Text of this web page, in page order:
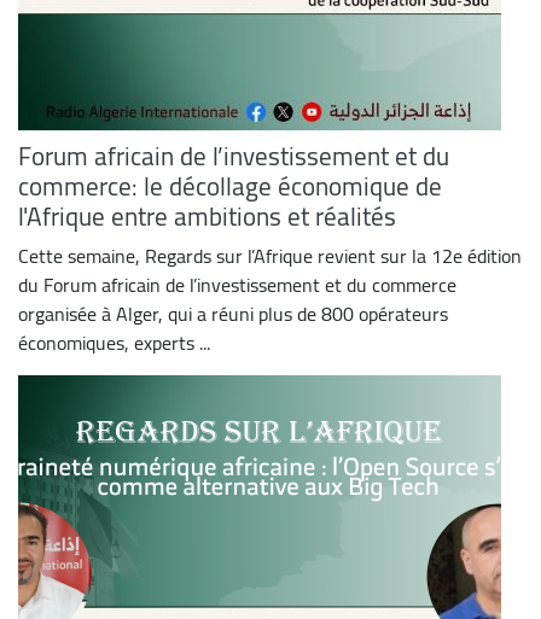
Forum africain de l’investissement et du
commerce: le décollage économique de
l'Afrique entre ambitions et réalités
Cette semaine, Regards sur l’Afrique revient sur la 12e édition
du Forum africain de l’investissement et du commerce
organisée à Alger, qui a réuni plus de 800 opérateurs
économiques, experts ...